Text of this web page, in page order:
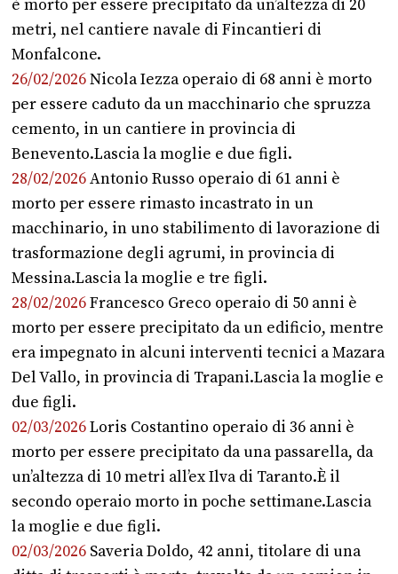
è morto per essere precipitato da un’altezza di 20
metri, nel cantiere navale di Fincantieri di
Monfalcone.
26/02/2026Nicola Iezza operaio di 68 anni è morto
per essere caduto da un macchinario che spruzza
cemento, in un cantiere in provincia di
Benevento.Lascia la moglie e due figli.
28/02/2026Antonio Russo operaio di 61 anni è
morto per essere rimasto incastrato in un
macchinario, in uno stabilimento di lavorazione di
trasformazione degli agrumi, in provincia di
Messina.Lascia la moglie e tre figli.
28/02/2026Francesco Greco operaio di 50 anni è
morto per essere precipitato da un edificio, mentre
era impegnato in alcuni interventi tecnici a Mazara
Del Vallo, in provincia di Trapani.Lascia la moglie e
due figli.
02/03/2026Loris Costantino operaio di 36 anni è
morto per essere precipitato da una passarella, da
un’altezza di 10 metri all’ex Ilva di Taranto.È il
secondo operaio morto in poche settimane.Lascia
la moglie e due figli.
02/03/2026 Saveria Doldo, 42 anni, titolare di una